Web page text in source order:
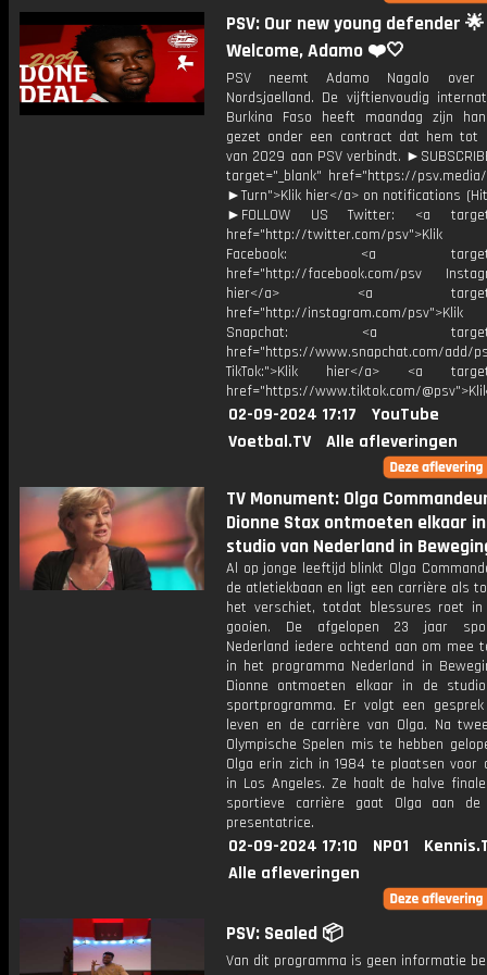
PSV: Our new young defender 🌟
Welcome, Adamo ❤️🤍
PSV neemt Adamo Nagalo
Nordsjaelland. De vijftienvoudig
Burkina Faso heeft maandag zijn
gezet onder een contract dat hem tot
van 2029 aan PSV verbindt.
target="_blank" href="https://psv.media/
►Turn">Klik hier</a> on notifications
►FOLLOW US Twitter: <a
href="http://twitter.com/psv">Klik
Facebook: <a
href="http://facebook.com/psv
hier</a> <a
href="http://instagram.com/
Snapchat: <a
href="https://www.snapchat.com/add/
TikTok:">Klik hier</a> <a
href="https://www.tiktok.com/
02-09-2024 17:17
YouTube
Voetbal.TV
Alle afleveringen
TV Monument: Olga
Dionne Stax ontmoeten elkaar
studio van Nederland in
Al op jonge leeftijd blinkt Olga
de atletiekbaan en ligt een carrière als
het verschiet, totdat blessures roet
gooien. De afgelopen 23 jaar
Nederland iedere ochtend aan om mee
in het programma Nederland in
Dionne ontmoeten elkaar in de
sportprogramma. Er volgt een
leven en de carrière van Olga. Na
Olympische Spelen mis te hebben
Olga erin zich in 1984 te plaatsen voor
in Los Angeles. Ze haalt de halve
sportieve carrière gaat Olga aan
presentatrice.
02-09-2024 17:10 NPO1
Alle afleveringen
PSV: Sealed 📦
Van dit programma is geen informatie